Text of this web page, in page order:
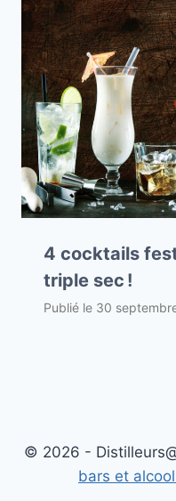
4 cocktails
triple sec !
Publié le 30
© 2026 -
bars et